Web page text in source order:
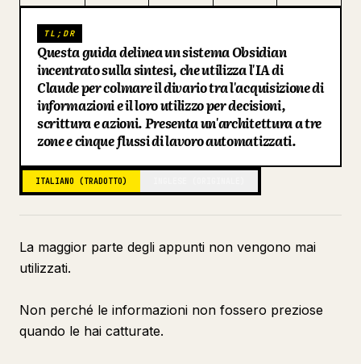
Blog
Aggiornamenti
TL;DR
Questa guida delinea un sistema Obsidian
incentrato sulla sintesi, che utilizza l'IA di
Claude per colmare il divario tra l'acquisizione di
informazioni e il loro utilizzo per decisioni,
scrittura e azioni. Presenta un'architettura a tre
zone e cinque flussi di lavoro automatizzati.
ITALIANO (TRADOTTO)
La maggior parte degli appunti non vengono mai
utilizzati.
Non perché le informazioni non fossero preziose
quando le hai catturate.